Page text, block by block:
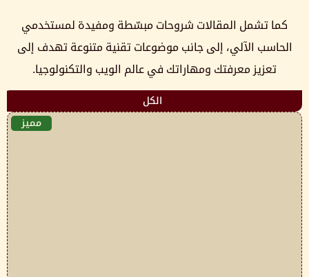
كما تشمل المقالات شروحات مبسّطة ومفيدة لمستخدمي
الحاسب الآلي، إلى جانب موضوعات تقنية متنوعة تهدف إلى
تعزيز معرفتك ومهاراتك في عالم الويب والتكنولوجيا.
الكل
مميز